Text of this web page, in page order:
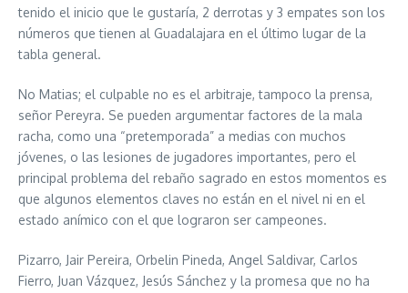
tenido el inicio que le gustaría, 2 derrotas y 3 empates son los
números que tienen al Guadalajara en el último lugar de la
tabla general.
No Matias; el culpable no es el arbitraje, tampoco la prensa,
señor Pereyra. Se pueden argumentar factores de la mala
racha, como una “pretemporada” a medias con muchos
jóvenes, o las lesiones de jugadores importantes, pero el
principal problema del rebaño sagrado en estos momentos es
que algunos elementos claves no están en el nivel ni en el
estado anímico con el que lograron ser campeones.
Pizarro, Jair Pereira, Orbelin Pineda, Angel Saldivar, Carlos
Fierro, Juan Vázquez, Jesús Sánchez y la promesa que no ha